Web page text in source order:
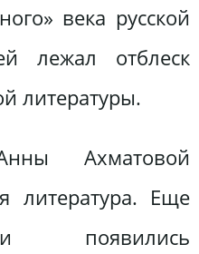
века русской
лежал отблеск
литературы.
Ахматовой
литература. Еще
появились